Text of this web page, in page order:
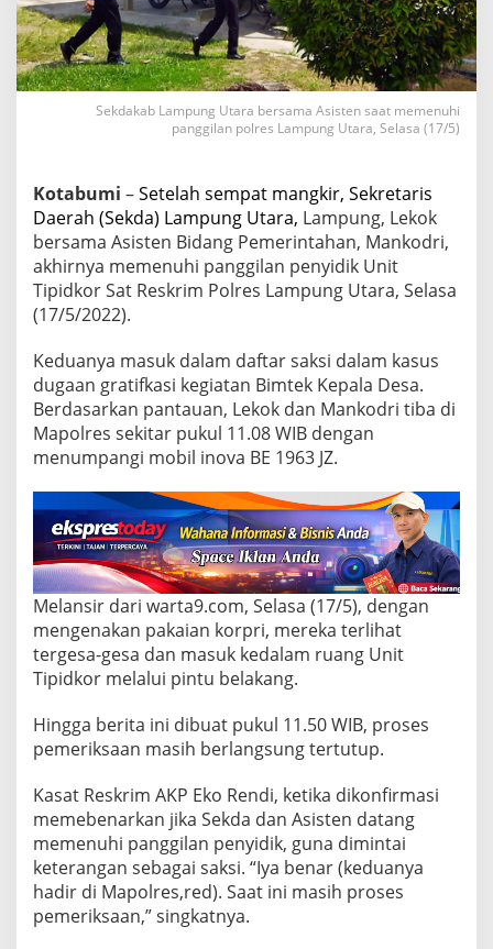
t
a
r
a
P
e
n
i
P
a
n
g
g
a
n
P
o
l
i
i
Sekdakab Lampung Utara bersama Asisten saat memenuhi
panggilan polres Lampung Utara, Selasa (17/5)
Kotabumi –Setelah sempat mangkir, Sekretaris
Daerah (Sekda) Lampung Utara, Lampung, Lekok
bersama Asisten Bidang Pemerintahan, Mankodri,
akhirnya memenuhi panggilan penyidik Unit
Tipidkor Sat Reskrim Polres Lampung Utara, Selasa
(17/5/2022).
Keduanya masuk dalam daftar saksi dalam kasus
dugaan gratifkasi kegiatan Bimtek Kepala Desa.
Berdasarkan pantauan, Lekok dan Mankodri tiba di
Mapolres sekitar pukul 11.08 WIB dengan
menumpangi mobil inova BE 1963 JZ.
Melansir dari warta9.com, Selasa (17/5), dengan
mengenakan pakaian korpri, mereka terlihat
tergesa-gesa dan masuk kedalam ruang Unit
Tipidkor melalui pintu belakang.
Hingga berita ini dibuat pukul 11.50 WIB, proses
pemeriksaan masih berlangsung tertutup.
Kasat Reskrim AKP Eko Rendi, ketika dikonfirmasi
memebenarkan jika Sekda dan Asisten datang
memenuhi panggilan penyidik, guna dimintai
keterangan sebagai saksi. “Iya benar (keduanya
hadir di Mapolres,red). Saat ini masih proses
pemeriksaan,” singkatnya.